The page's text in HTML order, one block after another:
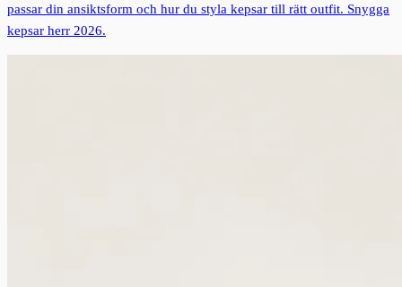
passar din ansiktsform och hur du styla kepsar till rätt outfit. Snygga
kepsar herr 2026.